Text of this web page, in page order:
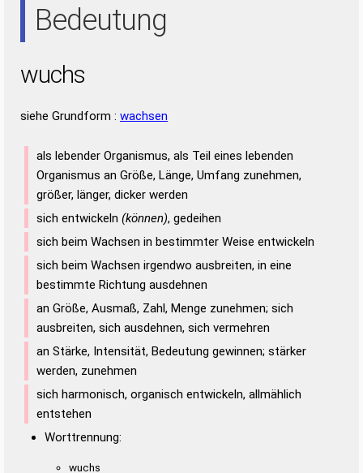
Bedeutung
wuchs
siehe Grundform : wachsen
als lebender Organismus, als Teil eines lebenden
Organismus an Größe, Länge, Umfang zunehmen,
größer, länger, dicker werden
sich entwickeln (können), gedeihen
sich beim Wachsen in bestimmter Weise entwickeln
sich beim Wachsen irgendwo ausbreiten, in eine
bestimmte Richtung ausdehnen
an Größe, Ausmaß, Zahl, Menge zunehmen; sich
ausbreiten, sich ausdehnen, sich vermehren
an Stärke, Intensität, Bedeutung gewinnen; stärker
werden, zunehmen
sich harmonisch, organisch entwickeln, allmählich
entstehen
Worttrennung:
wuchs